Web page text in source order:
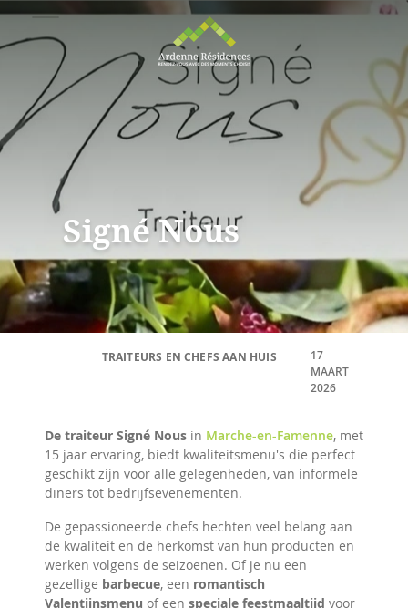
Signé Nous
TRAITEURS EN CHEFS AAN HUIS
17
MAART
2026
De traiteur Signé Nous in Marche-en-Famenne, met
15 jaar ervaring, biedt kwaliteitsmenu's die perfect
geschikt zijn voor alle gelegenheden, van informele
diners tot bedrijfsevenementen.
De gepassioneerde chefs hechten veel belang aan
de kwaliteit en de herkomst van hun producten en
werken volgens de seizoenen. Of je nu een
gezellige barbecue, een romantisch
Valentijnsmenu of een speciale feestmaaltijd voor